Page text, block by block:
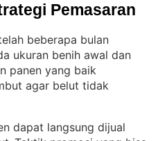
Pemasaran
beberapa bulan
ukuran benih awal dan
panen yang baik
agar belut tidak
dapat langsung dijual